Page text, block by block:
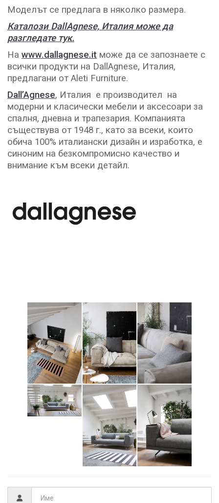
Моделът се предлага в няколко размера.
Каталози DallAgnese, Италия може да
разгледате тук.
На www.dallagnese.it може да се запознаете с
всички продукти на DallAgnese, Италия,
предлагани от Aleti Furniture.
Dall’Agnese, Италия е производител на
модерни и класически мебели и аксесоари за
спалня, дневна и трапезария. Компанията
съществува от 1948 г., като за всеки, които
обича 100% италиански дизайн и изработка, е
синоним на безкомпромисно качество и
внимание към всеки детайл.